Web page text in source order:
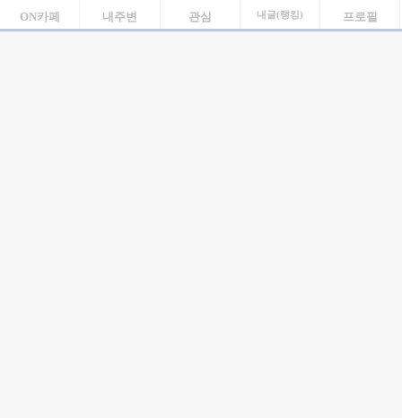
ON카페 내주변 관심 내글(랭킹) 프로필